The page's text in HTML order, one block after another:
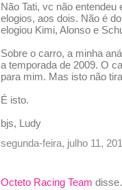
Não Tati, vc não
elogios, aos dois. Não é
elogiou Kimi, Alonso e
Sobre o carro, a minha
a temporada de 2009. O
para mim. Mas isto não
É isto.
bjs, Ludy
segunda-feira, julho 11,
Octeto Racing Team